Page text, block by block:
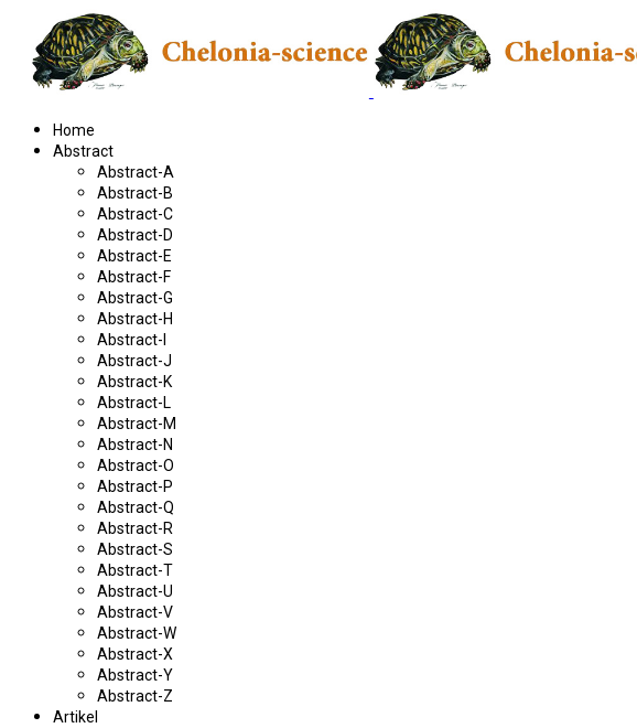
Home
Abstract
Abstract-A
Abstract-B
Abstract-C
Abstract-D
Abstract-E
Abstract-F
Abstract-G
Abstract-H
Abstract-I
Abstract-J
Abstract-K
Abstract-L
Abstract-M
Abstract-N
Abstract-O
Abstract-P
Abstract-Q
Abstract-R
Abstract-S
Abstract-T
Abstract-U
Abstract-V
Abstract-W
Abstract-X
Abstract-Y
Abstract-Z
Artikel